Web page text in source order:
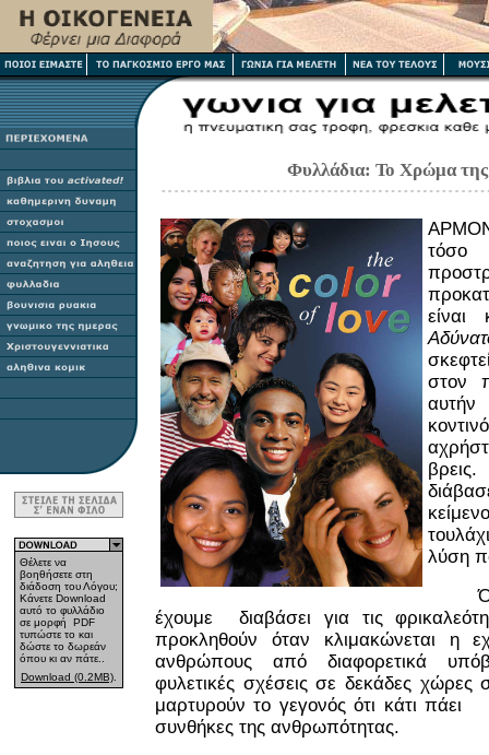
Θέλετε να
βοηθήσετε στη
διάδοση του Λόγου;
Κάνετε Download
αυτό το φυλλάδιο
σε μορφή PDF
τυπώστε το και
δώστε το δωρεάν
όπου κι αν πάτε..
Download (0.2MB)
Φυλλάδια: Το Χρώμα
στον
λύση
Όλοι
έχουμε διαβάσει για τις
προκληθούν όταν κλιμακώνεται η
ανθρώπους από διαφορετικά
φυλετικές σχέσεις σε δεκάδες χώρες
μαρτυρούν το γεγονός ότι κάτι
συνθήκες της ανθρωπότητας.